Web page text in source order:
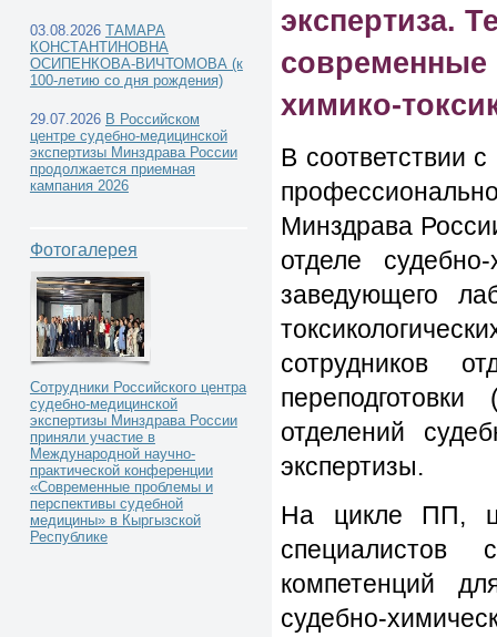
03.08.2026 ТАМАРА
КОНСТАНТИНОВНА
ОСИПЕНКОВА-ВИЧТОМОВА (к
100-летию со дня рождения)
29.07.2026 В Российском
центре судебно-медицинской
экспертизы Минздрава России
продолжается приемная
кампания 2026
Фотогалерея
Сотрудники Российского центра
судебно-медицинской
экспертизы Минздрава России
приняли участие в
Международной научно-
практической конференции
«Современные проблемы и
перспективы судебной
медицины» в Кыргызской
Республике
экспертиза.
современные
химико-
В соответствии
Минздрава
отделе
заведующего
сотрудников
отделений
экспертизы.
На цикле ПП,
компетенций
судебно-